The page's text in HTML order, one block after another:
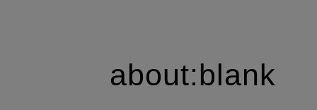
about:blank